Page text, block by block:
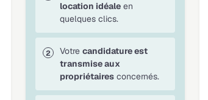
location idéale en
quelques clics.
Votre candidature est
transmise aux
propriétaires concernés.